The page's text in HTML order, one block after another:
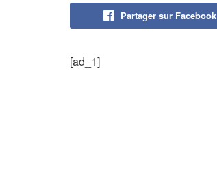
Partager sur Facebook
[ad_1]